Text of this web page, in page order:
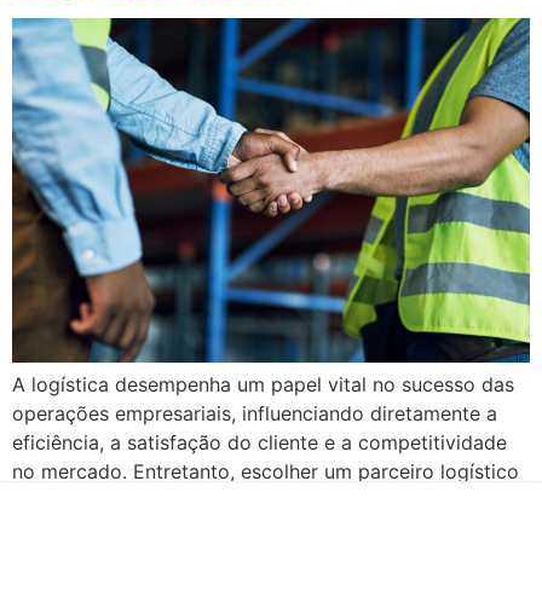
A logística desempenha um papel vital no sucesso das
operações empresariais, influenciando diretamente a
eficiência, a satisfação do cliente e a competitividade
no mercado. Entretanto, escolher um parceiro logístico